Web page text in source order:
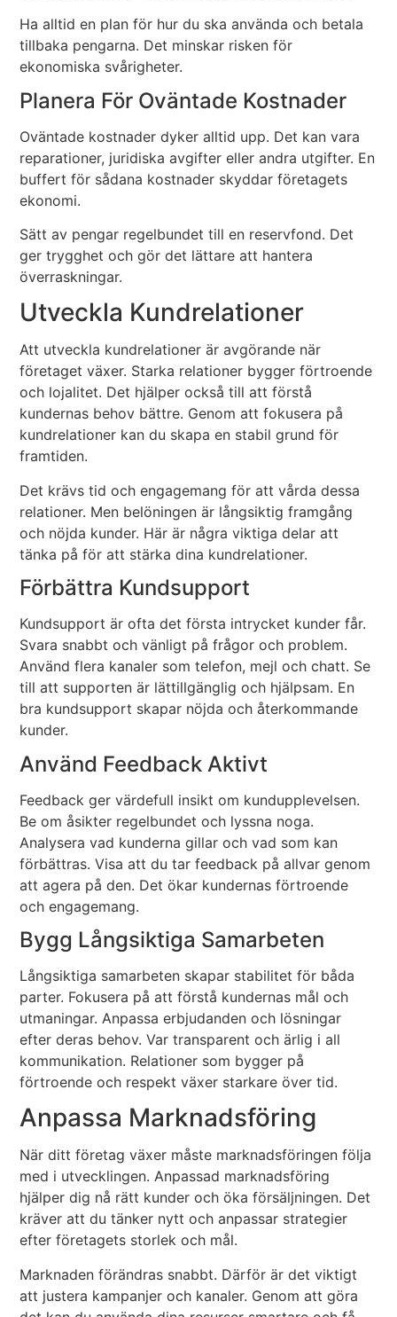
Ha alltid en plan för hur du ska använda och betala
tillbaka pengarna. Det minskar risken för
ekonomiska svårigheter.
Planera För Oväntade Kostnader
Oväntade kostnader dyker alltid upp. Det kan vara
reparationer, juridiska avgifter eller andra utgifter. En
buffert för sådana kostnader skyddar företagets
ekonomi.
Sätt av pengar regelbundet till en reservfond. Det
ger trygghet och gör det lättare att hantera
överraskningar.
Utveckla Kundrelationer
Att utveckla kundrelationer är avgörande när
företaget växer. Starka relationer bygger förtroende
och lojalitet. Det hjälper också till att förstå
kundernas behov bättre. Genom att fokusera på
kundrelationer kan du skapa en stabil grund för
framtiden.
Det krävs tid och engagemang för att vårda dessa
relationer. Men belöningen är långsiktig framgång
och nöjda kunder. Här är några viktiga delar att
tänka på för att stärka dina kundrelationer.
Förbättra Kundsupport
Kundsupport är ofta det första intrycket kunder får.
Svara snabbt och vänligt på frågor och problem.
Använd flera kanaler som telefon, mejl och chatt. Se
till att supporten är lättillgänglig och hjälpsam. En
bra kundsupport skapar nöjda och återkommande
kunder.
Använd Feedback Aktivt
Feedback ger värdefull insikt om kundupplevelsen.
Be om åsikter regelbundet och lyssna noga.
Analysera vad kunderna gillar och vad som kan
förbättras. Visa att du tar feedback på allvar genom
att agera på den. Det ökar kundernas förtroende
och engagemang.
Bygg Långsiktiga Samarbeten
Långsiktiga samarbeten skapar stabilitet för båda
parter. Fokusera på att förstå kundernas mål och
utmaningar. Anpassa erbjudanden och lösningar
efter deras behov. Var transparent och ärlig i all
kommunikation. Relationer som bygger på
förtroende och respekt växer starkare över tid.
Anpassa Marknadsföring
När ditt företag växer måste marknadsföringen följa
med i utvecklingen. Anpassad marknadsföring
hjälper dig nå rätt kunder och öka försäljningen. Det
kräver att du tänker nytt och anpassar strategier
efter företagets storlek och mål.
Marknaden förändras snabbt. Därför är det viktigt
att justera kampanjer och kanaler. Genom att göra